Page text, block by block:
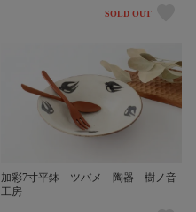
SOLD OUT
加彩7寸平鉢 ツバメ 陶器 樹ノ音
工房